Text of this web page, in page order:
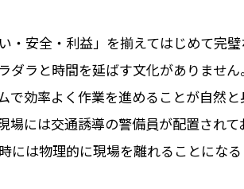
・安全・利益」を揃えてはじめて完
ダラと時間を延ばす文化がありませ
で効率よく作業を進めることが自然と
場には交通誘導の警備員が配置され
には物理的に現場を離れることにな